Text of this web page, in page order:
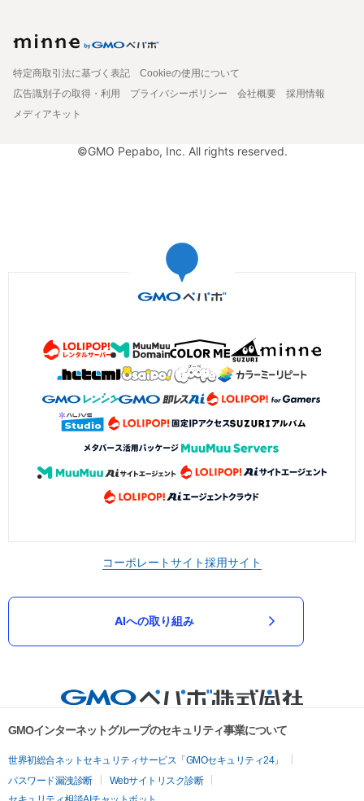
特定商取引法に基づく表記
Cookieの使用について
広告識別子の取得・利用
プライバシーポリシー 会社概要
採用情報
メディアキット
©GMO Pepabo, Inc. All rights reserved.
コーポレートサイト採用サイト
AIへの取り組み
GMOインターネットグループのセキュリティ事業について
世界初総合ネットセキュリティサービス「GMOセキュリティ24」
パスワード漏洩診断
Webサイトリスク診断